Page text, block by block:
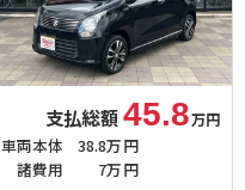
支払総額45.8万円
車両本体
38.8万円
諸費用
7万円